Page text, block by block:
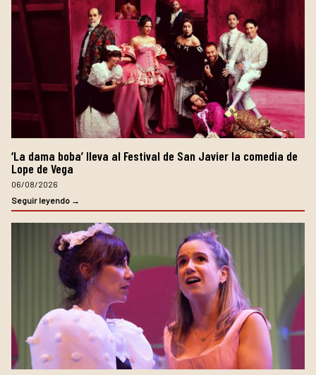
‘La dama boba’ lleva al Festival de San Javier la comedia de
Lope de Vega
06/08/2026
Seguir leyendo →